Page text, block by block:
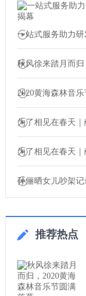
一站式服务助力研
秋风徐来踏月而归
2020黄海森林音
为了相见在春天
为了相见在春天
孙俪晒女儿吵架
推荐热点